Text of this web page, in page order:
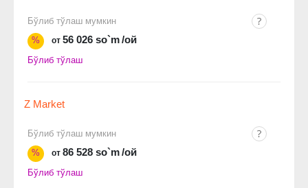
Бўлиб тўлаш мумкин
%
от 56 026 so`m/ой
Бўлиб тўлаш
Z Market
Бўлиб тўлаш мумкин
%
от 86 528 so`m/ой
Бўлиб тўлаш